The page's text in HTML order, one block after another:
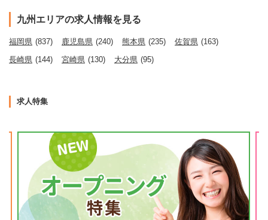
九州エリアの求人情報を見る
福岡県 (837) 鹿児島県 (240) 熊本県 (235) 佐賀県 (163)
長崎県 (144) 宮崎県 (130) 大分県 (95)
求人特集